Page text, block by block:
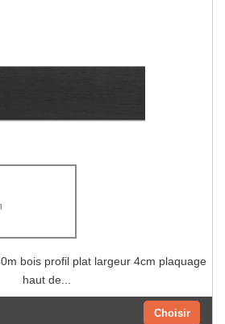
bois profil plat largeur 4cm plaquage
haut de...
Choisir